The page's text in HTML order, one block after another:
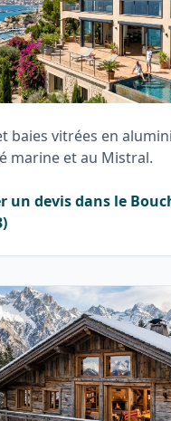
baies vitrées en
marine et au Mistral.
un devis dans le
)